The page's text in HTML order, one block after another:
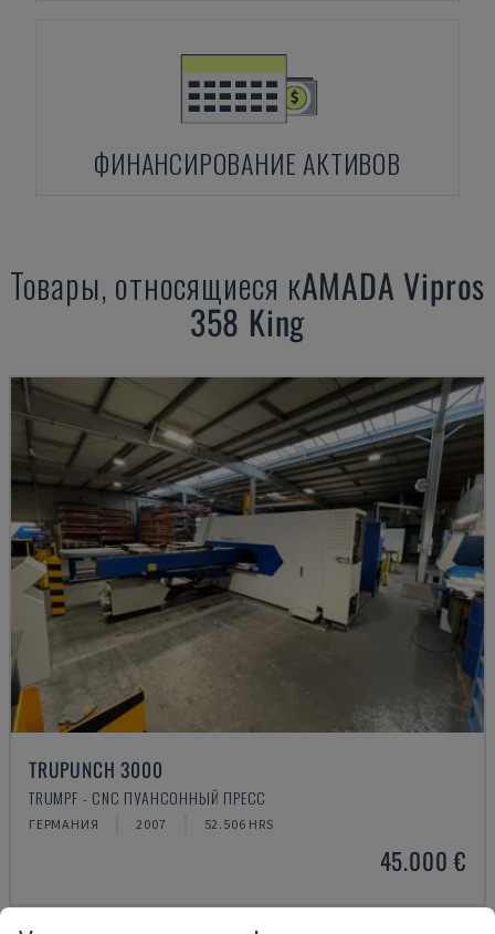
ФИНАНСИРОВАНИЕ АКТИВОВ
Товары, относящиеся кAMADA Vipros
358 King
TRUPUNCH 3000
TRUMPF - CNC ПУАНСОННЫЙ ПРЕСС
ГЕРМАНИЯ 2007 52.506 HRS
45.000 €